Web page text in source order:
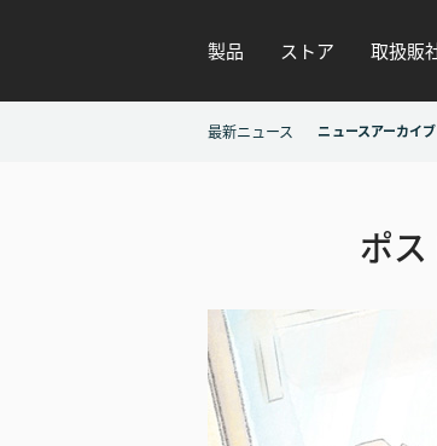
製品 ストア 取扱販
最新ニュース ニュースアーカイブ
ポ